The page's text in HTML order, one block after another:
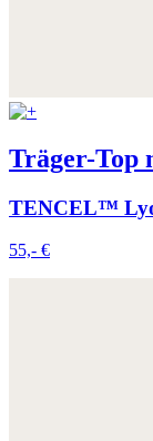
Träger-Top
TENCEL™
55,- €